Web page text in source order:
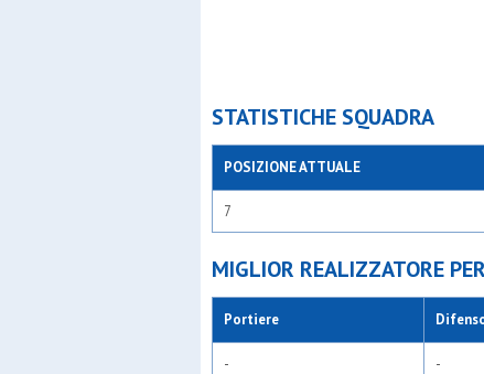
STATISTICHE SQUADRA
POSIZIONE ATTUALE
7
MIGLIOR REALIZZATORE
Portiere
- -